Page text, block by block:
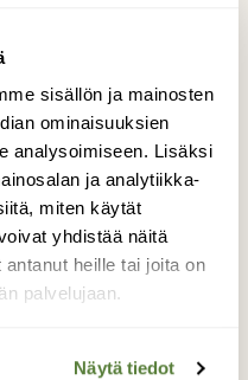
sisällön ja mainosten
ominaisuuksien
analysoimiseen. Lisäksi
ja analytiikka-
miten käytät
yhdistää näitä
heille tai joita on
palvelujaan.
Näytä tiedot
pystyssä
Pallastunturi, Muonio